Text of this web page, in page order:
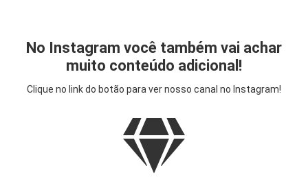
No Instagram você também vai achar
muito conteúdo adicional!
Clique no link do botão para ver nosso canal no Instagram!